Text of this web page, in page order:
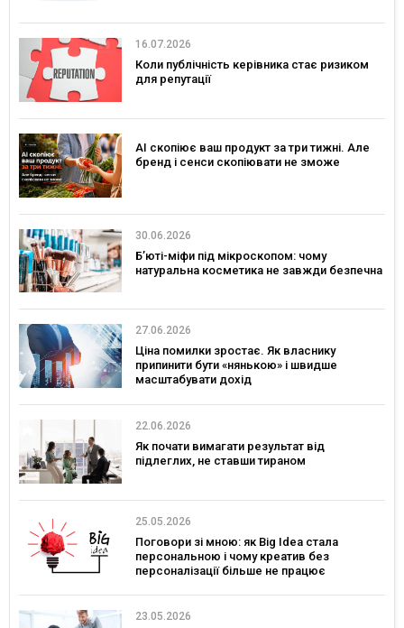
16.07.2026
Коли публічність керівника стає ризиком
для репутації
AI скопіює ваш продукт за три тижні. Але
бренд і сенси скопіювати не зможе
30.06.2026
Б’юті-міфи під мікроскопом: чому
натуральна косметика не завжди безпечна
27.06.2026
Ціна помилки зростає. Як власнику
припинити бути «нянькою» і швидше
масштабувати дохід
22.06.2026
Як почати вимагати результат від
підлеглих, не ставши тираном
25.05.2026
Поговори зі мною: як Big Idea стала
персональною і чому креатив без
персоналізації більше не працює
23.05.2026